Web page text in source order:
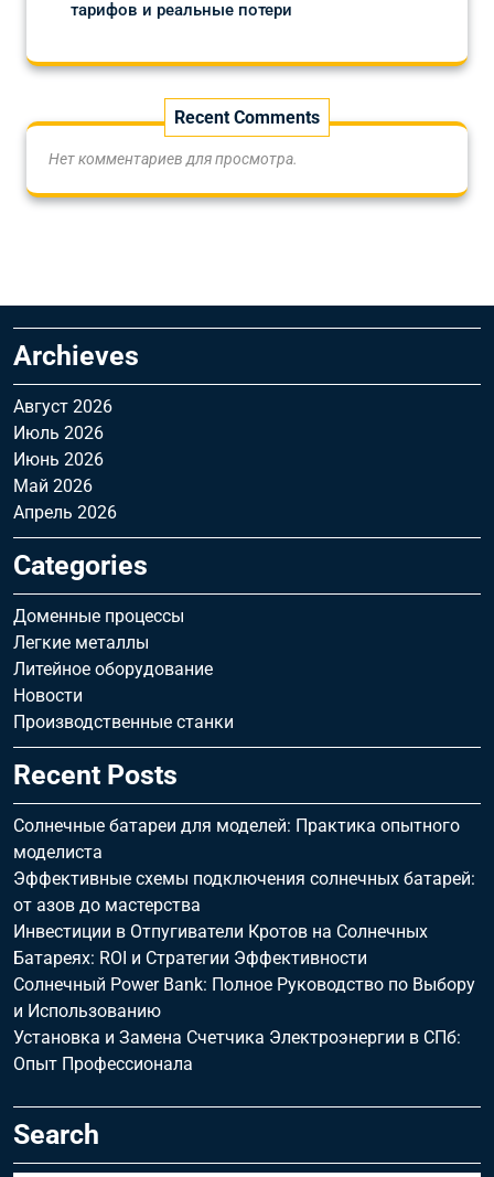
тарифов и реальные потери
Recent Comments
Нет комментариев для просмотра.
Archieves
Август 2026
Июль 2026
Июнь 2026
Май 2026
Апрель 2026
Categories
Доменные процессы
Легкие металлы
Литейное оборудование
Новости
Производственные станки
Recent Posts
Солнечные батареи для моделей: Практика опытного
моделиста
Эффективные схемы подключения солнечных батарей:
от азов до мастерства
Инвестиции в Отпугиватели Кротов на Солнечных
Батареях: ROI и Стратегии Эффективности
Солнечный Power Bank: Полное Руководство по Выбору
и Использованию
Установка и Замена Счетчика Электроэнергии в СПб:
Опыт Профессионала
Search